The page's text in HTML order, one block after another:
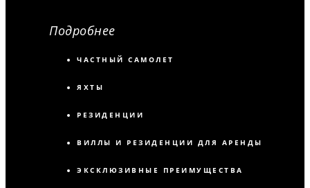
Подробнее
ЧАСТНЫЙ САМОЛЕТ
ЯХТЫ
РЕЗИДЕНЦИИ
ВИЛЛЫ И РЕЗИДЕНЦИИ ДЛЯ АРЕНДЫ
ЭКСКЛЮЗИВНЫЕ ПРЕИМУЩЕСТВА